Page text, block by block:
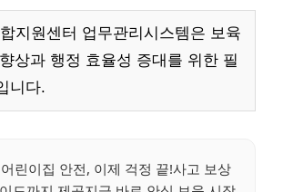
지원센터 업무관리시스템은 보육
상과 행정 효율성 증대를 위한 필
니다.
어린이집 안전, 이제 걱정 끝!사고 보상